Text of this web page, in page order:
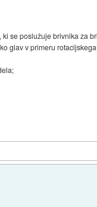
se poslužuje brivnika za
glav v primeru